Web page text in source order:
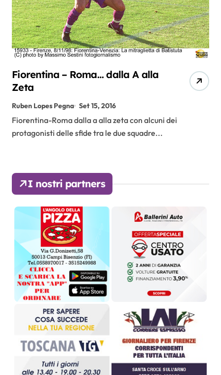
Fiorentina – Roma… dalla A alla
Zeta
Ruben Lopes Pegna Set 15, 2016
Fiorentina-Roma dalla a alla zeta con alcuni dei
protagonisti delle sfide tra le due squadre...
I nostri partners